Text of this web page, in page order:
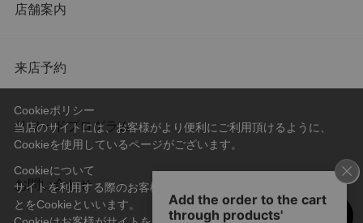
店舗案内
来店予約
リワードプログラム
お問い合わせ
Cookieポリシー
当店のサイトには、お客様がより便利にご利用頂けるように、
Cookieを使用しているページがございます。
Cookieについて
サイトを利用する際のお客様情報をPC上で記録管理する技術のこ
とをCookieといいます。